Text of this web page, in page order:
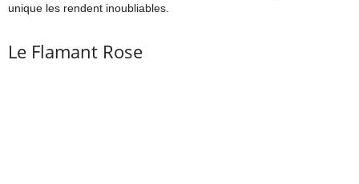
unique les rendent inoubliables.
Le Flamant Rose